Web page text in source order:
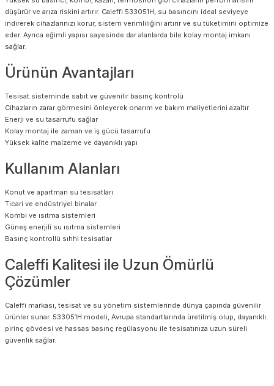
düşürür ve arıza riskini artırır. Caleffi 533051H, su basıncını ideal seviyeye
indirerek cihazlarınızı korur, sistem verimliliğini artırır ve su tüketimini optimize
eder. Ayrıca eğimli yapısı sayesinde dar alanlarda bile kolay montaj imkanı
sağlar.
Ürünün Avantajları
Tesisat sisteminde sabit ve güvenilir basınç kontrolü
Cihazların zarar görmesini önleyerek onarım ve bakım maliyetlerini azaltır
Enerji ve su tasarrufu sağlar
Kolay montaj ile zaman ve iş gücü tasarrufu
Yüksek kalite malzeme ve dayanıklı yapı
Kullanım Alanları
Konut ve apartman su tesisatları
Ticari ve endüstriyel binalar
Kombi ve ısıtma sistemleri
Güneş enerjili su ısıtma sistemleri
Basınç kontrollü sıhhi tesisatlar
Caleffi Kalitesi ile Uzun Ömürlü
Çözümler
Caleffi markası, tesisat ve su yönetim sistemlerinde dünya çapında güvenilir
ürünler sunar. 533051H modeli, Avrupa standartlarında üretilmiş olup, dayanıklı
pirinç gövdesi ve hassas basınç regülasyonu ile tesisatınıza uzun süreli
güvenlik sağlar.